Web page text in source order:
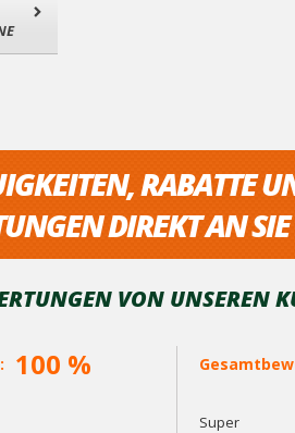
RABATTE
DIREKT AN SIE
VON UNSEREN
100 %
Super